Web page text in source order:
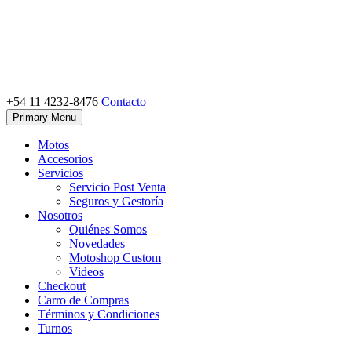
Motoshop Ezeiza
Motos y Accesorios
+54 11 4232-8476 Contacto
Primary Menu
Motos
Accesorios
Servicios
Servicio Post Venta
Seguros y Gestoría
Nosotros
Quiénes Somos
Novedades
Motoshop Custom
Videos
Checkout
Carro de Compras
Términos y Condiciones
Turnos